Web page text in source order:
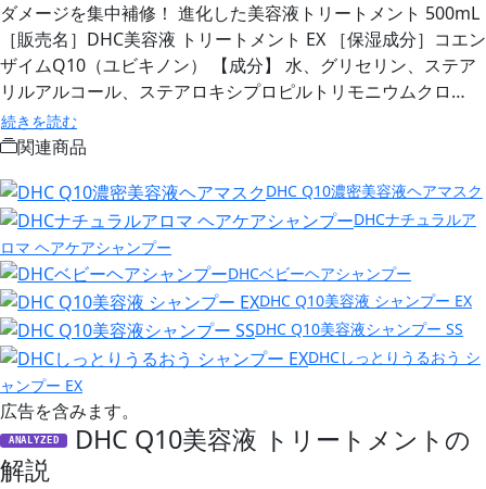
ダメージを集中補修！ 進化した美容液トリートメント 500mL
［販売名］DHC美容液 トリートメント EX ［保湿成分］コエン
ザイムQ10（ユビキノン） 【成分】 水、グリセリン、ステア
リルアルコール、ステアロキシプロピルトリモニウムクロ…
続きを読む
関連商品
DHC Q10濃密美容液ヘアマスク
DHCナチュラルア
ロマ ヘアケアシャンプー
DHCベビーヘアシャンプー
DHC Q10美容液 シャンプー EX
DHC Q10美容液シャンプー SS
DHCしっとりうるおう シ
ャンプー EX
広告を含みます。
ANALYZED
DHC Q10美容液 トリートメントの
解説